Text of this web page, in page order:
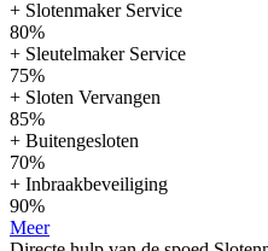
+ Slotenmaker Service
80%
+ Sleutelmaker Service
75%
+ Sloten Vervangen
85%
+ Buitengesloten
70%
+ Inbraakbeveiliging
90%
Meer